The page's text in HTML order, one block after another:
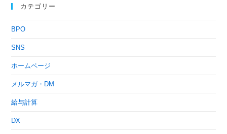
カテゴリー
BPO
SNS
ホームページ
メルマガ・DM
給与計算
DX